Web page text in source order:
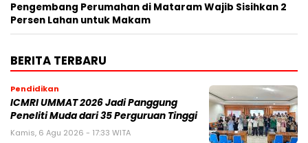
Pengembang Perumahan di Mataram Wajib Sisihkan 2
Persen Lahan untuk Makam
BERITA TERBARU
Pendidikan
ICMRI UMMAT 2026 Jadi Panggung
Peneliti Muda dari 35 Perguruan Tinggi
Kamis, 6 Agu 2026 - 17:33 WITA